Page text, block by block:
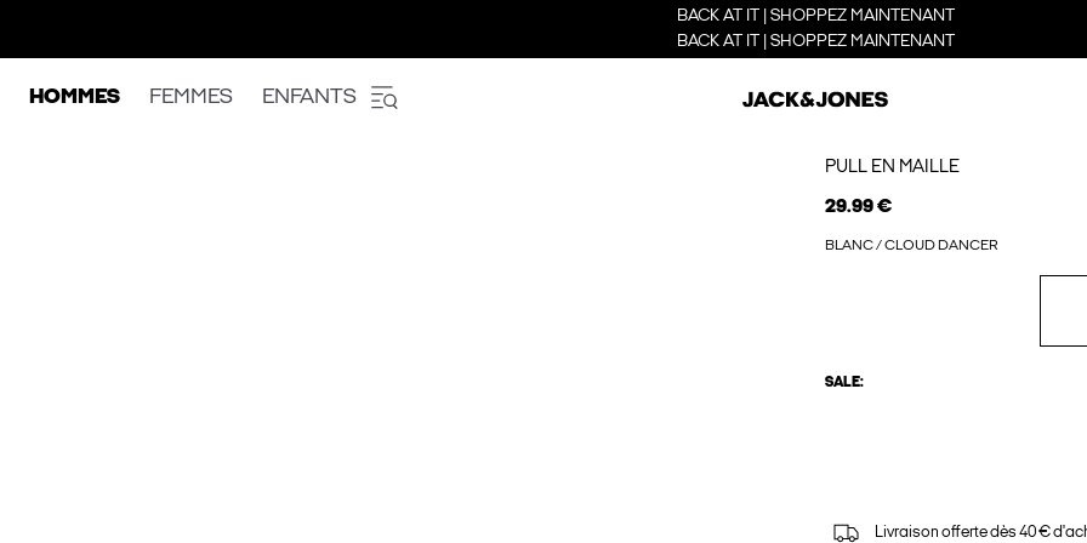
BACK AT IT | SHOPPEZ MAINTENANT
BACK AT IT | SHOPPEZ MAINTENANT
HOMMES FEMMES ENFANTS
PULL EN MAILLE
29.99 €
BLANC / CLOUD DANCER
SALE:
Livraison offerte dès 40 €